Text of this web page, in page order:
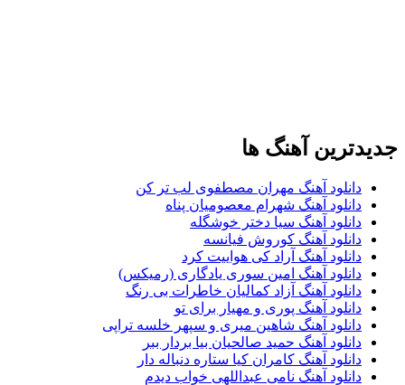
جدیدترین آهنگ ها
دانلود آهنگ مهران مصطفوی لب تر کن
دانلود آهنگ شهرام معصومیان پناه
دانلود آهنگ سیا دختر خوشگله
دانلود آهنگ کوروش فیانسه
دانلود آهنگ آراد کی هواییت کرد
دانلود آهنگ امین سوری یادگاری (رمیکس)
دانلود آهنگ آزاد کمالیان خاطرات بی رنگ
دانلود آهنگ پوری و مهیار برای تو
دانلود آهنگ شاهین میری و سپهر خلسه تراپی
دانلود آهنگ حمید صالحیان بیا بردار ببر
دانلود آهنگ کامران کیا ستاره دنباله دار
دانلود آهنگ نامی عبداللهی خواب دیدم